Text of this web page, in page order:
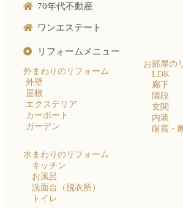
70年代不動産
ワンエステート
リフォームメニュー
外まわりのリフォーム
外壁
屋根
エクステリア
カーポート
ガーデン
水まわりのリフォーム
キッチン
お風呂
洗面台（脱衣所）
トイレ
お部屋の
LDK
廊下
階段
玄関
内装
耐震・